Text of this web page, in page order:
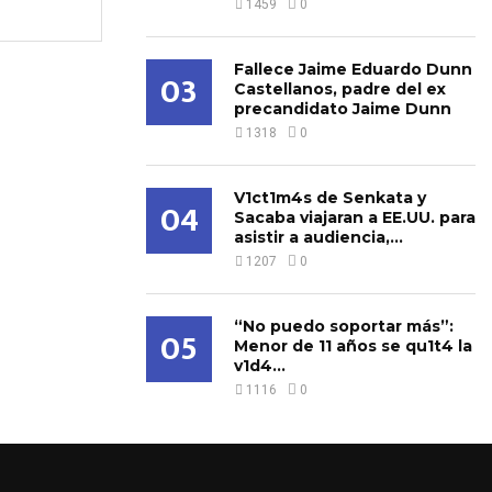
1459 0
03
Fallece Jaime Eduardo Dunn
Castellanos, padre del ex
precandidato Jaime Dunn
1318 0
04
V1ct1m4s de Senkata y
Sacaba viajaran a EE.UU. para
asistir a audiencia,...
1207 0
05
“No puedo soportar más”:
Menor de 11 años se qu1t4 la
v1d4...
1116 0